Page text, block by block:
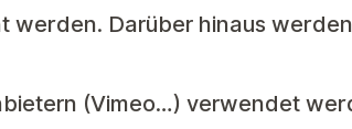
werden. Darüber hinaus
(Vimeo…) verwendet